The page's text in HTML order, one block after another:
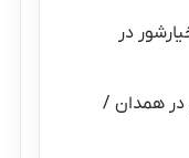
در
در همدان /